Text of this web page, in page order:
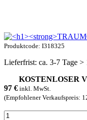
Produktcode: I318325
Lieferfrist: ca. 3-7 Tage >
KOSTENLOSER
97 € inkl. MwSt.
(Empfohlener Verkaufspreis: